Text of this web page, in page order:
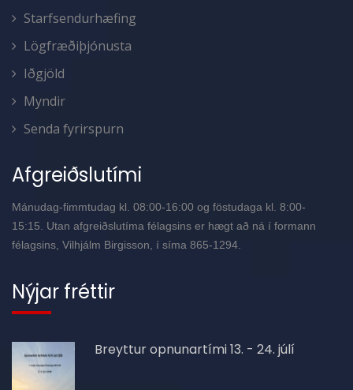
Starfsendurhæfing
Lögfræðiþjónusta
Iðgjöld
Myndir
Senda fyrirspurn
Afgreiðslutími
Mánudag-fimmtudag kl. 08:00-16:00 og föstudaga kl. 8:00-
15:15. Utan afgreiðslutíma félagsins er hægt að ná í formann
félagsins, Vilhjálm Birgisson, í síma 865-1294.
Nýjar fréttir
Breyttur opnunartími 13. - 24. júlí